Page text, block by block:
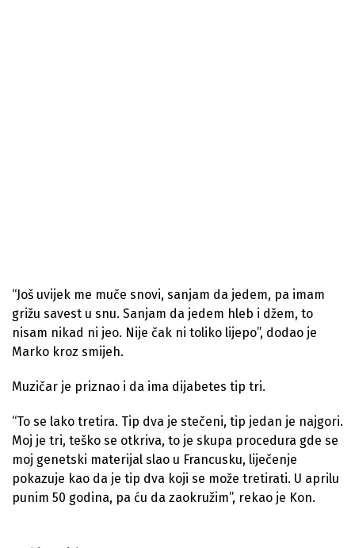
“Još uvijek me muče snovi, sanjam da jedem, pa imam
grižu savest u snu. Sanjam da jedem hleb i džem, to
nisam nikad ni jeo. Nije čak ni toliko lijepo”, dodao je
Marko kroz smijeh.
Muzičar je priznao i da ima dijabetes tip tri.
“To se lako tretira. Tip dva je stečeni, tip jedan je najgori.
Moj je tri, teško se otkriva, to je skupa procedura gde se
moj genetski materijal slao u Francusku, liječenje
pokazuje kao da je tip dva koji se može tretirati. U aprilu
punim 50 godina, pa ću da zaokružim”, rekao je Kon.